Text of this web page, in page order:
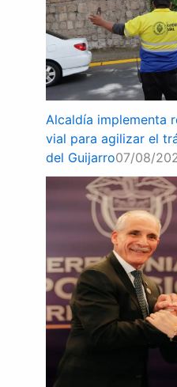
Alcaldía implementa
vial para agilizar el
del Guijarro07/08/